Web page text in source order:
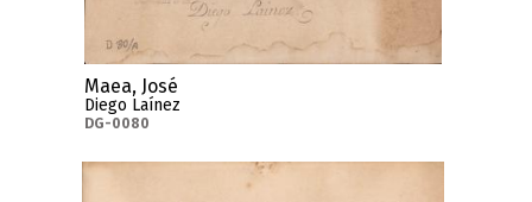
Maea, José
Diego Laínez
DG-0080